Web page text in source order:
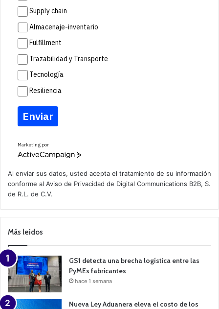
Supply chain
Almacenaje-inventario
Fulfillment
Trazabilidad y Transporte
Tecnología
Resiliencia
Enviar
Marketing por
A
v
e
a
m
a
n
Al enviar sus datos, usted acepta el tratamiento de su información
conforme al Aviso de Privacidad de Digital Communications B2B, S.
de R.L. de C.V.
Más leidos
GS1 detecta una brecha logística entre las
PyMEs fabricantes
hace 1 semana
Nueva Ley Aduanera eleva el costo de los